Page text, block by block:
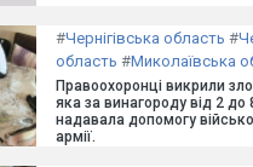
#Чернігівська область #
область #Миколаївська
Правоохоронці викрили
яка за винагороду від 2 до
надавала допомогу
армії.